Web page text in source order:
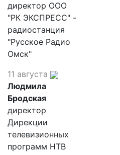
директор ООО
"РК ЭКСПРЕСС" -
радиостанция
"Русское Радио
Омск"
11 августа
Людмила
Бродская
директор
Дирекции
телевизионных
программ НТВ